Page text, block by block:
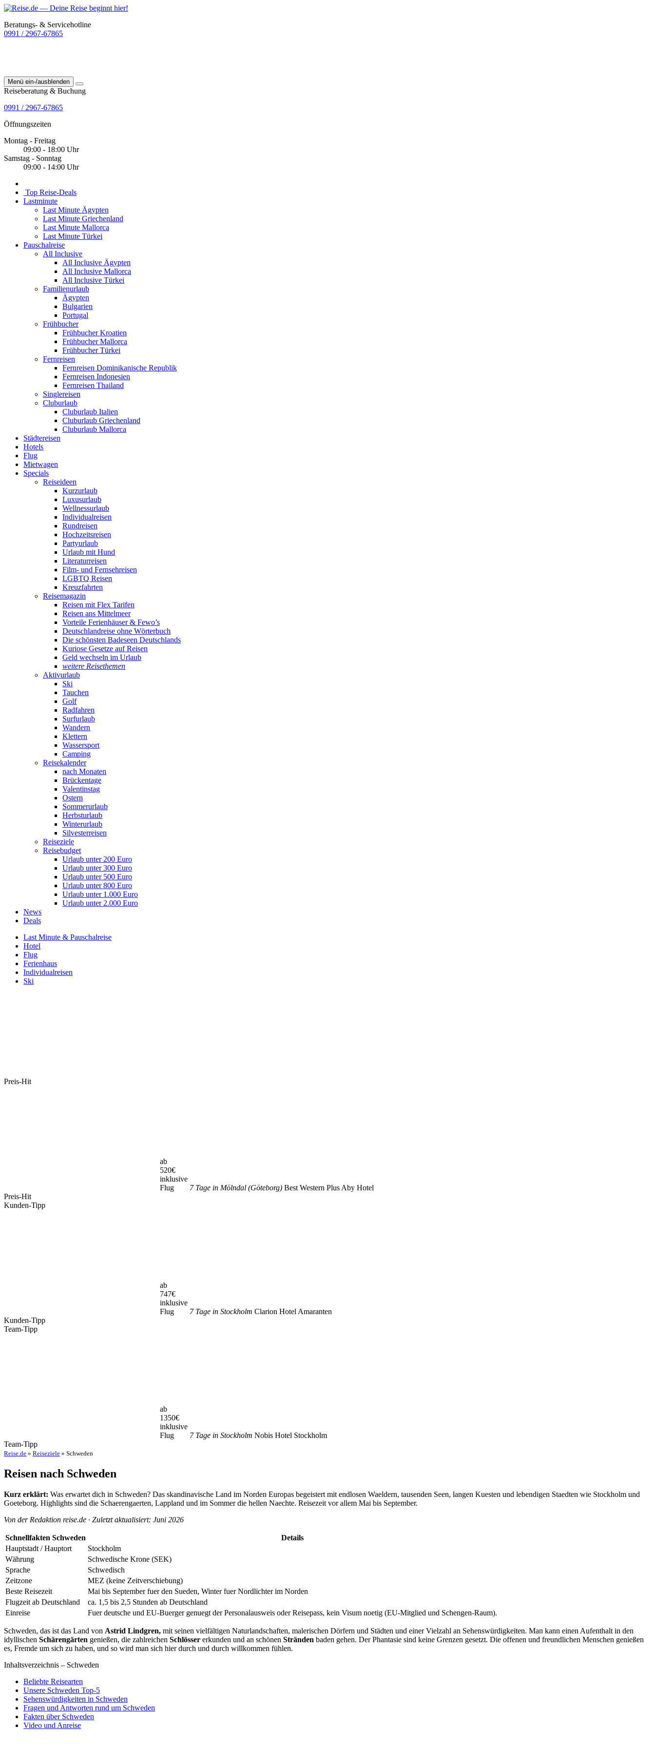
Beratungs- & Servicehotline
0991 / 2967-67865
Menü ein-/ausblenden
Reiseberatung & Buchung
0991 / 2967-67865
Öffnungszeiten
Montag - Freitag
09:00 - 18:00 Uhr
Samstag - Sonntag
09:00 - 14:00 Uhr
Top Reise-Deals
Lastminute
Last Minute Ägypten
Last Minute Griechenland
Last Minute Mallorca
Last Minute Türkei
Pauschalreise
All Inclusive
All Inclusive Ägypten
All Inclusive Mallorca
All Inclusive Türkei
Familienurlaub
Ägypten
Bulgarien
Portugal
Frühbucher
Frühbucher Kroatien
Frühbucher Mallorca
Frühbucher Türkei
Fernreisen
Fernreisen Dominikanische Republik
Fernreisen Indonesien
Fernreisen Thailand
Singlereisen
Cluburlaub
Cluburlaub Italien
Cluburlaub Griechenland
Cluburlaub Mallorca
Städtereisen
Hotels
Flug
Mietwagen
Specials
Reiseideen
Kurzurlaub
Luxusurlaub
Wellnessurlaub
Individualreisen
Rundreisen
Hochzeitsreisen
Partyurlaub
Urlaub mit Hund
Literaturreisen
Film- und Fernsehreisen
LGBTQ Reisen
Kreuzfahrten
Reisemagazin
Reisen mit Flex Tarifen
Reisen ans Mittelmeer
Vorteile Ferienhäuser & Fewo’s
Deutschlandreise ohne Wörterbuch
Die schönsten Badeseen Deutschlands
Kuriose Gesetze auf Reisen
Geld wechseln im Urlaub
weitere Reisethemen
Aktivurlaub
Ski
Tauchen
Golf
Radfahren
Surfurlaub
Wandern
Klettern
Wassersport
Camping
Reisekalender
nach Monaten
Brückentage
Valentinstag
Ostern
Sommerurlaub
Herbsturlaub
Winterurlaub
Silvesterreisen
Reiseziele
Reisebudget
Urlaub unter 200 Euro
Urlaub unter 300 Euro
Urlaub unter 500 Euro
Urlaub unter 800 Euro
Urlaub unter 1.000 Euro
Urlaub unter 2.000 Euro
News
Deals
Last Minute & Pauschalreise
Hotel
Flug
Ferienhaus
Individualreisen
Ski
Preis-Hit
ab
520€
inklusive
Flug
7 Tage in Mölndal (Göteborg) Best Western Plus Aby Hotel
Preis-Hit
Kunden-Tipp
ab
747€
inklusive
Flug
7 Tage in Stockholm Clarion Hotel Amaranten
Kunden-Tipp
Team-Tipp
ab
1350€
inklusive
Flug
7 Tage in Stockholm Nobis Hotel Stockholm
Team-Tipp
Reise.de » Reiseziele » Schweden
Reisen nach Schweden
Kurz erklärt: Was erwartet dich in Schweden? Das skandinavische Land im Norden Europas begeistert mit endlosen Waeldern, tausenden Seen, langen Kuesten und lebendigen Staedten wie Stockholm und
Goeteborg. Highlights sind die Schaerengaerten, Lappland und im Sommer die hellen Naechte. Reisezeit vor allem Mai bis September.
Von der Redaktion reise.de · Zuletzt aktualisiert: Juni 2026
Schnellfakten Schweden
Details
Hauptstadt / Hauptort
Stockholm
Währung
Schwedische Krone (SEK)
Sprache
Schwedisch
Zeitzone
MEZ (keine Zeitverschiebung)
Beste Reisezeit
Mai bis September fuer den Sueden, Winter fuer Nordlichter im Norden
Flugzeit ab Deutschland
ca. 1,5 bis 2,5 Stunden ab Deutschland
Einreise
Fuer deutsche und EU-Buerger genuegt der Personalausweis oder Reisepass, kein Visum noetig (EU-Mitglied und Schengen-Raum).
Schweden, das ist das Land von Astrid Lindgren, mit seinen vielfältigen Naturlandschaften, malerischen Dörfern und Städten und einer Vielzahl an Sehenswürdigkeiten. Man kann einen Aufenthalt in den
idyllischen Schärengärten genießen, die zahlreichen Schlösser erkunden und an schönen Stränden baden gehen. Der Phantasie sind keine Grenzen gesetzt. Die offenen und freundlichen Menschen genießen
es, Fremde um sich zu haben, und so wird man sich hier durch und durch willkommen fühlen.
Inhaltsverzeichnis – Schweden
Beliebte Reisearten
Unsere Schweden Top-5
Sehenswürdigkeiten in Schweden
Fragen und Antworten rund um Schweden
Fakten über Schweden
Video und Anreise